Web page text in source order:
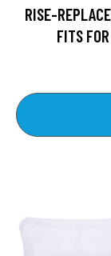
RISE-
FITS